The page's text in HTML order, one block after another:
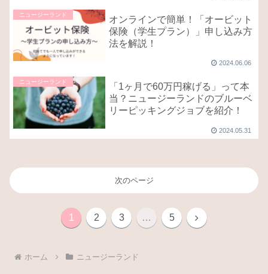
ニュージーランド
オンラインで簡単！「オービット
保険（学生プラン）」申し込み方
法を解説！
2024.06.06
ニュージーランド
「1ヶ月で60万円稼げる」って本
当？ニュージーランドのブルーベ
リーピッキングジョブを紹介！
2024.05.31
次のページ
1 2 3 … 5
次
ホーム ニュージーランド